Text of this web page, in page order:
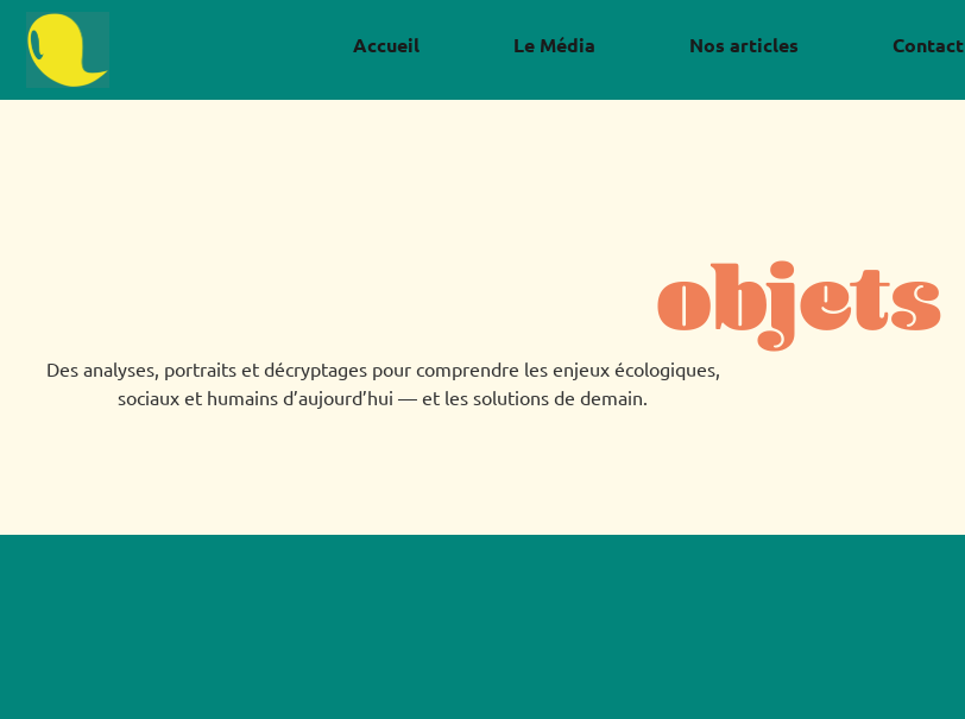
Accueil Le Média Nos articles Contact
objets
Des analyses, portraits et décryptages pour comprendre les enjeux écologiques,
sociaux et humains d’aujourd’hui — et les solutions de demain.